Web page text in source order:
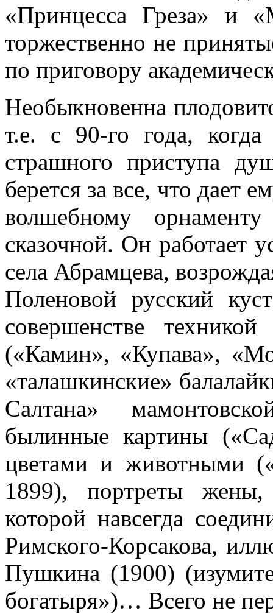
«Принцесса Греза» и
торжественно не
по приговору
Необыкновенна
т.е. с 90-го года,
страшного приступа
берется за все, что дает
волшебному
сказочной. Он работает
села Абрамцева,
Поленовой русский
совершенстве
(«Камин», «Купава»,
«талашкинские»
Салтана»
былинные картины
цветами и животными
1899), портреты жены,
которой навсегда
Римского-Корсакова,
Пушкина (1900)
богатыря»)… Всего не